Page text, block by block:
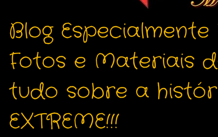
Blog
Fotos e Materiais
tudo sobre a
EXTREME!!!